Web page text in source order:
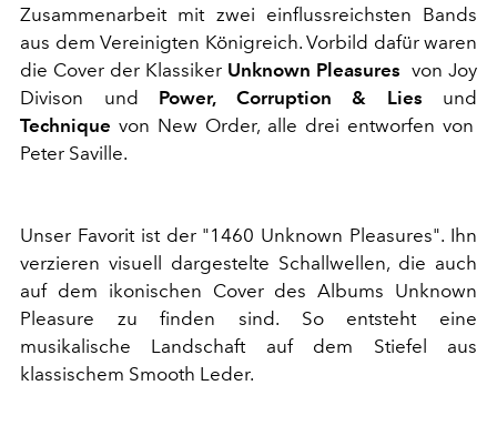
Zusammenarbeit mit zwei einflussreichsten Bands
aus dem Vereinigten Königreich. Vorbild dafür waren
die Cover der Klassiker Unknown Pleasures von Joy
Divison und Power, Corruption & Lies und
Technique von New Order, alle drei entworfen von
Peter Saville.
Unser Favorit ist der "1460 Unknown Pleasures". Ihn
verzieren visuell dargestelte Schallwellen, die auch
auf dem ikonischen Cover des Albums Unknown
Pleasure zu finden sind. So entsteht eine
musikalische Landschaft auf dem Stiefel aus
klassischem Smooth Leder.